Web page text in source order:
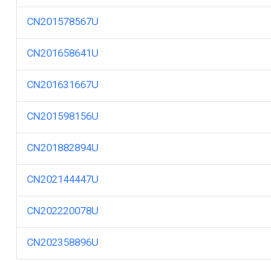
CN201578567U
CN201658641U
CN201631667U
CN201598156U
CN201882894U
CN202144447U
CN202220078U
CN202358896U